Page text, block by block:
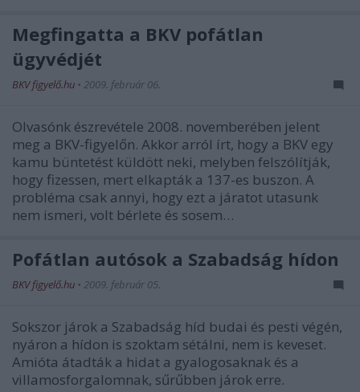
Megfingatta a BKV pofátlan
ügyvédjét
BKV figyelő.hu • 2009. február 06.
Olvasónk észrevétele 2008. novemberében jelent
meg a BKV-figyelőn. Akkor arról írt, hogy a BKV egy
kamu büntetést küldött neki, melyben felszólítják,
hogy fizessen, mert elkapták a 137-es buszon. A
probléma csak annyi, hogy ezt a járatot utasunk
nem ismeri, volt bérlete és sosem…
Pofátlan autósok a Szabadság hídon
BKV figyelő.hu • 2009. február 05.
Sokszor járok a Szabadság híd budai és pesti végén,
nyáron a hídon is szoktam sétálni, nem is keveset.
Amióta átadták a hidat a gyalogosaknak és a
villamosforgalomnak, sűrűbben járok erre.